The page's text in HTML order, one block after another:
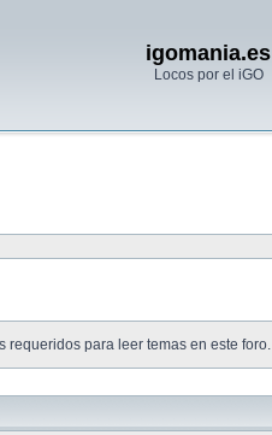
igomania.es
Locos por el iGO
requeridos para leer temas en este foro.